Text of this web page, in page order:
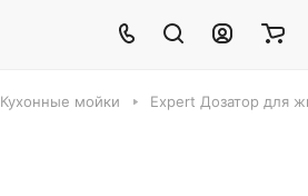
Кухонные мойки Expert Дозатор для